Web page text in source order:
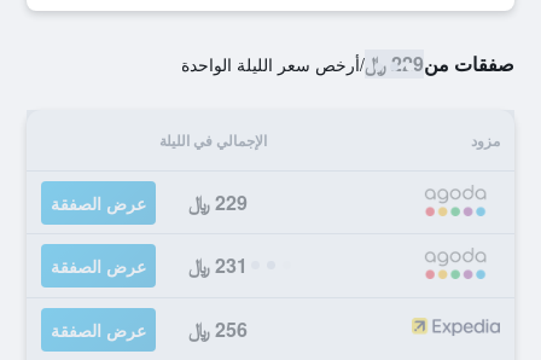
صفقات من229 ﷼ /أرخص سعر الليلة الواحدة
مزود الإجمالي في الليلة
229 ﷼ عرض الصفقة
231 ﷼ عرض الصفقة
256 ﷼ عرض الصفقة